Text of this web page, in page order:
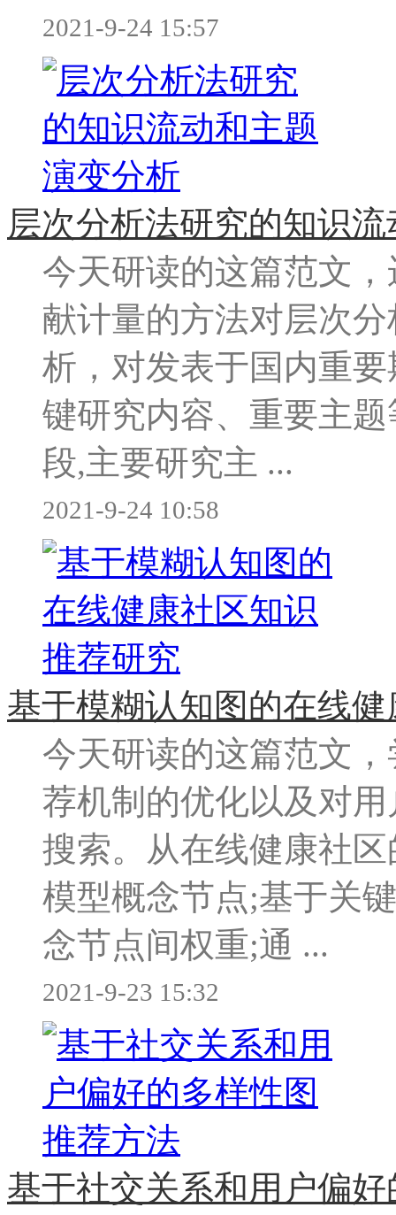
2021-9-24 15:57
层次分析法研究的知识
今天研读的这篇范文
献计量的方法对层次
析，对发表于国内重
键研究内容、重要主
段,主要研究主 ...
2021-9-24 10:58
基于模糊认知图的在线
今天研读的这篇范文
荐机制的优化以及对
搜索。从在线健康社
模型概念节点;基于关
念节点间权重;通 ...
2021-9-23 15:32
基于社交关系和用户偏